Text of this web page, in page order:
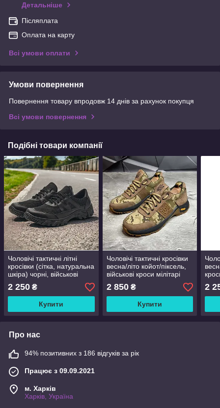
Детальніше
Післяплата
Оплата на карту
Всі умови оплати
Умови повернення
Повернення товару впродовж 14 днів за рахунок покупця
Всі умови повернення
Подібні товари компанії
Чоловічі тактичні літні
кросівки (сітка, натуральна
шкіра) чорні, військові
взуття, розмір 39-46
2 250 ₴
Купити
Чоловічі тактичні кросівки
весна/літо койот/піксель,
військові кроси мілітарі
розмір 40 41 42 43 44 45
2 850₴
Купити
зсу,
2
Про нас
94% позитивних з 186 відгуків за рік
Працює з 09.09.2021
м. Харків
Харків, Україна